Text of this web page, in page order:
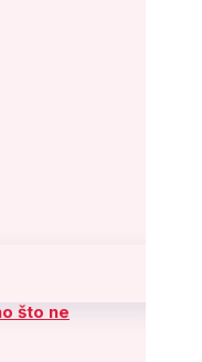
što ne